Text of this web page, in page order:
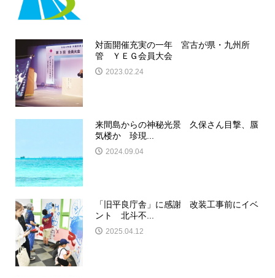
対面開催充実の一年 宮古が県・九州所
管 ＹＥＧ会員大会
2023.02.24
来間島からの神秘光景 久保さん目撃、蜃
気楼か 珍現...
2024.09.04
「旧平良庁舎」に感謝 改装工事前にイベ
ント 北斗不...
2025.04.12